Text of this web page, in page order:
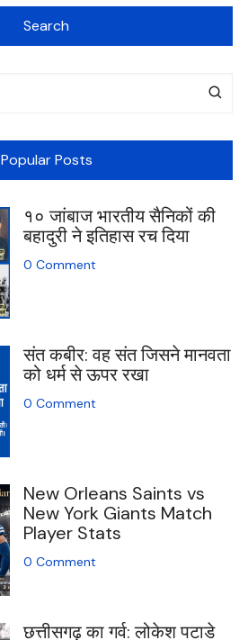
Search
Popular Posts
१० जांबाज भारतीय सैनिकों की
बहादुरी ने इतिहास रच दिया
0 Comment
संत कबीर: वह संत जिसने मानवता
को धर्म से ऊपर रखा
0 Comment
New Orleans Saints vs
New York Giants Match
Player Stats
0 Comment
छत्तीसगढ़ का गर्व: लोकेश पटाडे